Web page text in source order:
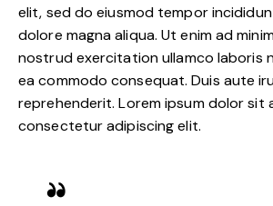
elit, sed do eiusmod tempor
dolore magna aliqua. Ut enim ad
nostrud exercitation ullamco laboris
ea commodo consequat. Duis aute
reprehenderit. Lorem ipsum dolor sit
consectetur adipiscing elit.